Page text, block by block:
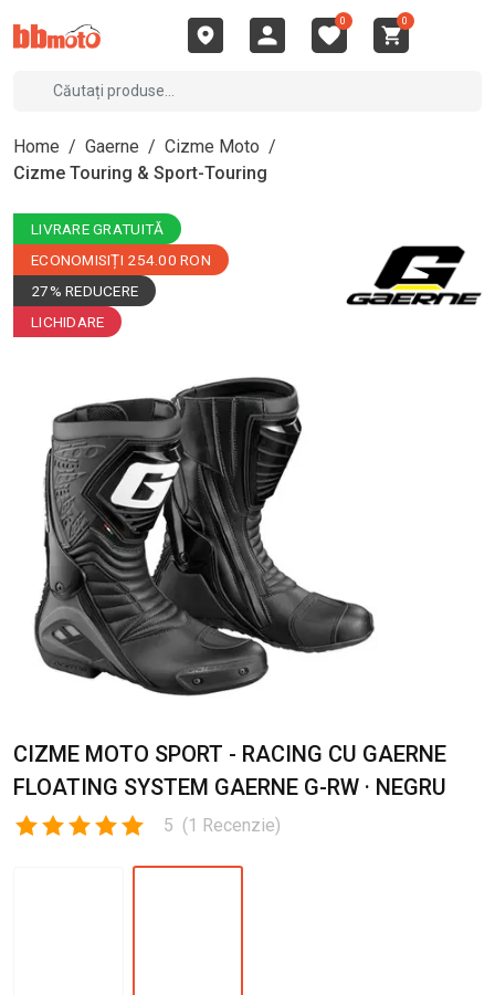
0 0
Home / Gaerne / Cizme Moto /
Cizme Touring & Sport-Touring
LIVRARE GRATUITĂ
ECONOMISIȚI 254.00 RON
27% REDUCERE
LICHIDARE
CIZME MOTO SPORT - RACING CU GAERNE
FLOATING SYSTEM GAERNE G-RW · NEGRU
5 (1 Recenzie)